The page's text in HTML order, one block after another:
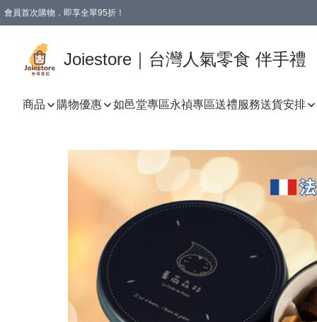
會員首次購物，即享全單95折！
Joiestore｜台灣人氣零食 伴手禮
商品 購物優惠 如邑堂專區永禎專區送禮服務送貨安排